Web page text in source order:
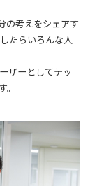
の考えをシェアす
たらいろんな人
ザーとしてテッ